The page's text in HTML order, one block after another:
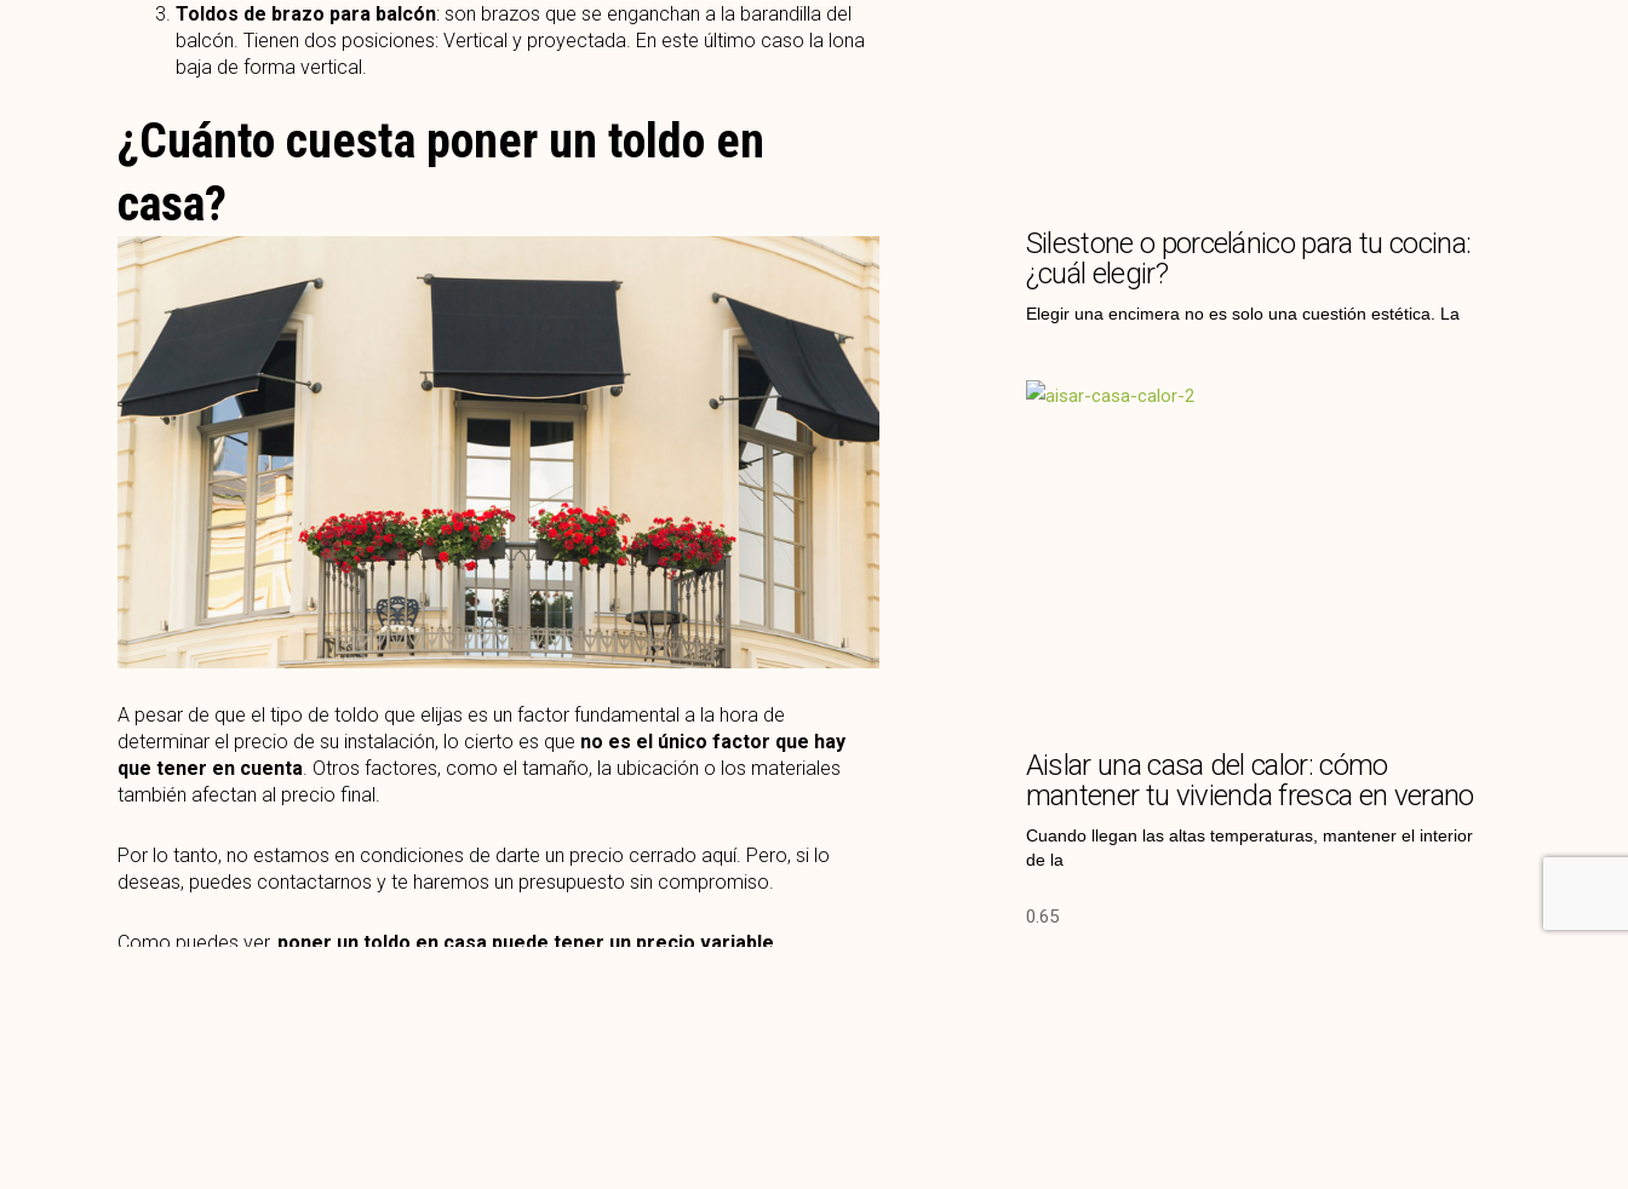
Toldos de brazo para balcón: son brazos que se enganchan a la barandilla del
balcón. Tienen dos posiciones: Vertical y proyectada. En este último caso la lona
baja de forma vertical.
¿Cuánto cuesta poner un toldo en
casa?
A pesar de que el tipo de toldo que elijas es un factor fundamental a la hora de
determinar el precio de su instalación, lo cierto es que no es el único factor que hay
que tener en cuenta. Otros factores, como el tamaño, la ubicación o los materiales
también afectan al precio final.
Por lo tanto, no estamos en condiciones de darte un precio cerrado aquí. Pero, si lo
deseas, puedes contactarnos y te haremos un presupuesto sin compromiso.
Como puedes ver, poner un toldo en casa puede tener un precio variable
Silestone o porcelánico para tu cocina:
¿cuál elegir?
Elegir una encimera no es solo una cuestión estética. La
Aislar una casa del calor: cómo
mantener tu vivienda fresca en verano
Cuando llegan las altas temperaturas, mantener el interior
de la